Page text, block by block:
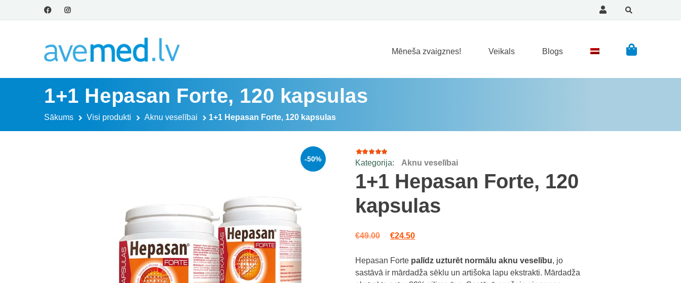
Mēneša zvaigznes! Veikals Blogs
1+1 Hepasan Forte, 120 kapsulas
Sākums Visi produkti Aknu veselībai 1+1 Hepasan Forte, 120 kapsulas
-50%
Rated
4.92
out
of 5
based
49
customer
ratings
Kategorija: Aknu veselībai
1+1 Hepasan Forte, 120
kapsulas
€49.00 Original price was: €49.00.
€24.50Current price is: €24.50.
Hepasan Forte palīdz uzturēt normālu aknu veselību, jo
sastāvā ir mārdadža sēklu un artišoka lapu ekstrakti. Mārdadža